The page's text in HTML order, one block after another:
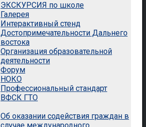
ЭКСКУРСИЯ по школе
Галерея
Интерактивный стенд
Достопримечательности Дальнего
востока
Организация образовательной
деятельности
Форум
НОКО
Профессиональный стандарт
ВФСК ГТО
Об оказании содействия граждан в